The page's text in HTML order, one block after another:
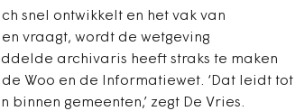
snel ontwikkelt en het vak van
vraagt, wordt de wetgeving
archivaris heeft straks te maken
Woo en de Informatiewet. ‘Dat leidt tot
gemeenten,’ zegt De Vries.